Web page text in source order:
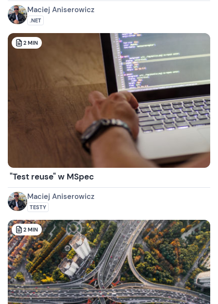
Maciej Aniserowicz
.NET
2 MIN
"Test reuse" w MSpec
Maciej Aniserowicz
TESTY
2 MIN